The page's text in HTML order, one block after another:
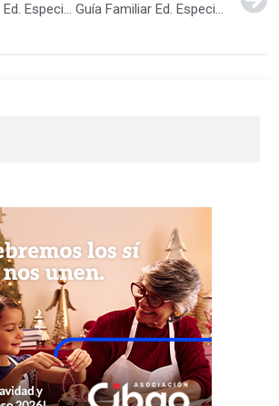
Guia Familiar Ed. Especial de Campamentos Guía Familiar Ed. Especial de Extracurriculares